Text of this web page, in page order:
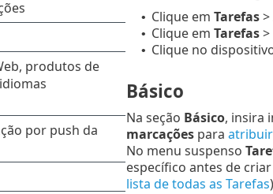
• Clique em Tarefas>
• Clique em Tarefas>
• Clique no
Básico
Na seção Básico, insira
marcaçõespara
No menu suspenso
específico antes de
lista de todas as Tarefas